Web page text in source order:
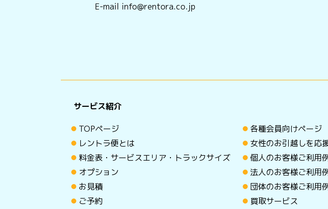
E-mail info@rentora.co.jp
サービス紹介
TOPページ
レントラ便とは
料金表・サービスエリア・トラックサイズ
オプション
お見積
ご予約
各種会員向けページ
女性のお引越しを応
個人のお客様ご利用
法人のお客様ご利用
団体のお客様ご利用
買取サービス